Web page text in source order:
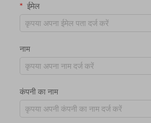
ईमेल
नाम
कंपनी का नाम